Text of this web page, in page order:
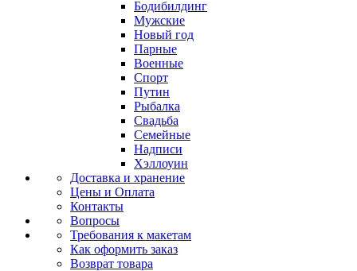
Бодибилдинг
Мужские
Новый год
Парные
Военные
Спорт
Путин
Рыбалка
Свадьба
Семейные
Надписи
Хэллоуин
Доставка и хранение
Цены и Оплата
Контакты
Вопросы
Требования к макетам
Как оформить заказ
Возврат товара